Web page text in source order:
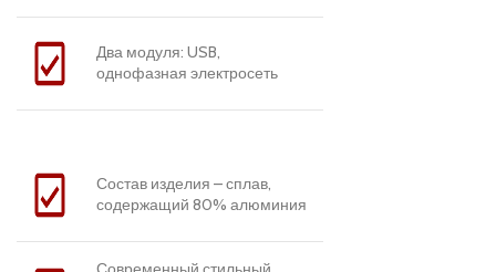
Два модуля: USB,
однофазная электросеть
Состав изделия – сплав,
содержащий 80% алюминия